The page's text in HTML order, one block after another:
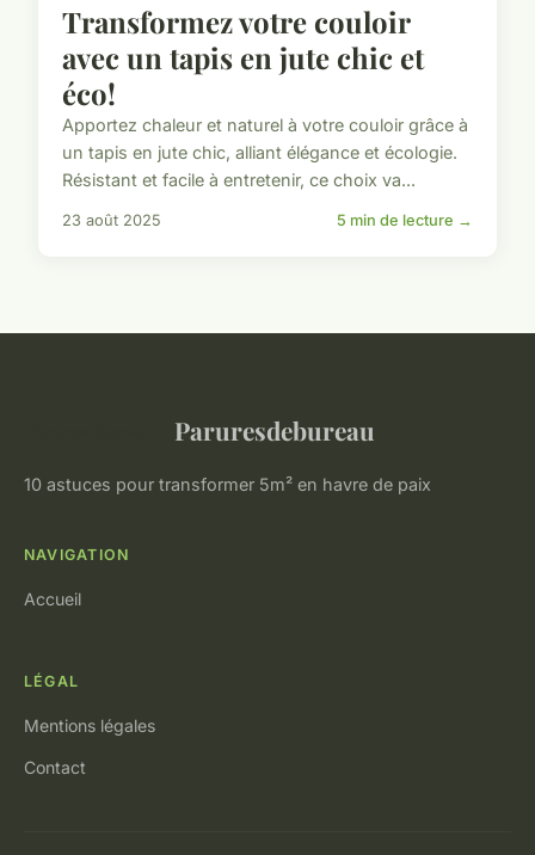
Transformez votre couloir
avec un tapis en jute chic et
éco!
Apportez chaleur et naturel à votre couloir grâce à
un tapis en jute chic, alliant élégance et écologie.
Résistant et facile à entretenir, ce choix va...
23 août 2025 5 min de lecture →
Paruresdebureau
10 astuces pour transformer 5m² en havre de paix
NAVIGATION
Accueil
LÉGAL
Mentions légales
Contact